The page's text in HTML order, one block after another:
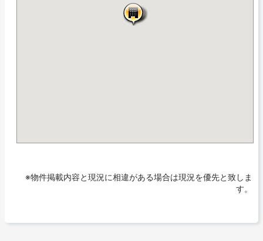
※物件掲載内容と現況に相違がある場合は現況を優先と致しま
す。